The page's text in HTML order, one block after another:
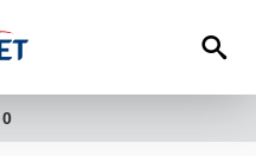
0